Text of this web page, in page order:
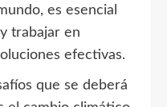
es esencial
trabajar en
efectivas.
que se deberá